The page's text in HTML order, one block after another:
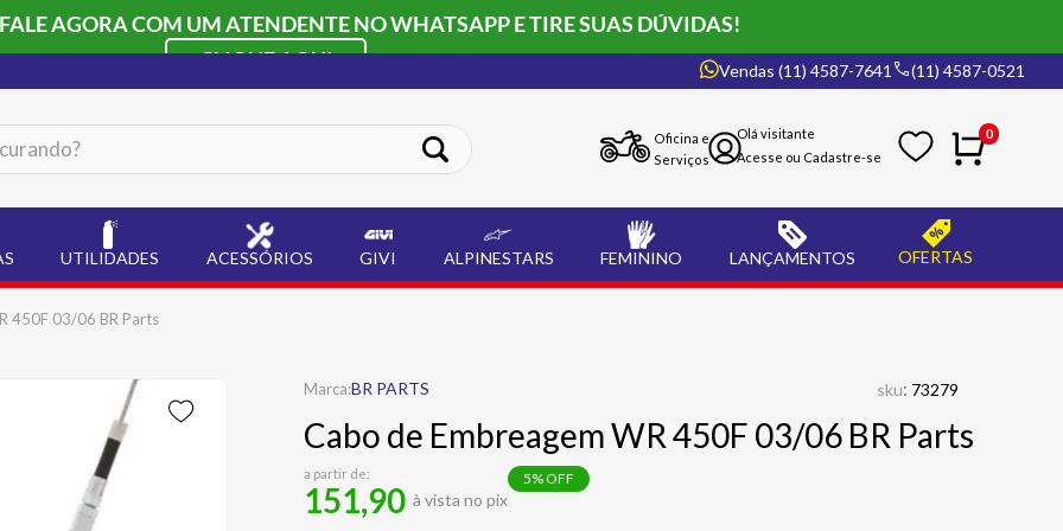
AGORA COM UM ATENDENTE NO WHATSAPP E TIRE SUAS DÚVIDAS!
CLIQUE AQUI
Vendas (11) 4587-7641 (11) 4587-0521
Oficina e
Serviços
0
UTILIDADES ACESSÓRIOS GIVI ALPINESTARS FEMININO LANÇAMENTOS OFERTAS
450F 03/06 BR Parts
BR PARTS sku: 73279
Cabo de Embreagem WR 450F 03/06 BR Parts
a partir de:
151,90 à vista no pix
5% OFF